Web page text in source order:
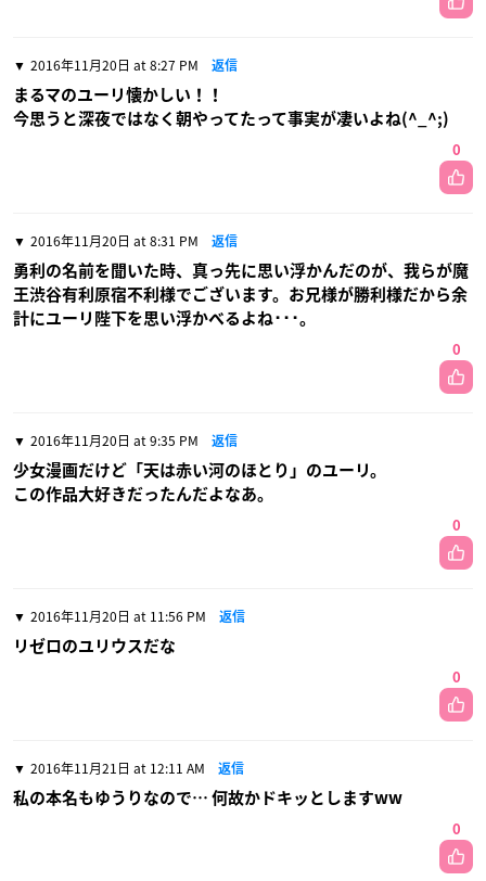
2016年11月20日 at 8:27 PM 返信
まるマのユーリ懐かしい！！
今思うと深夜ではなく朝やってたって事実が凄いよね(^_^;)
0
2016年11月20日 at 8:31 PM 返信
勇利の名前を聞いた時、真っ先に思い浮かんだのが、我らが魔
王渋谷有利原宿不利様でございます。お兄様が勝利様だから余
計にユーリ陛下を思い浮かべるよね･･･。
0
2016年11月20日 at 9:35 PM 返信
少女漫画だけど「天は赤い河のほとり」のユーリ。
この作品大好きだったんだよなあ。
0
2016年11月20日 at 11:56 PM 返信
リゼロのユリウスだな
0
2016年11月21日 at 12:11 AM 返信
私の本名もゆうりなので… 何故かドキッとしますww
0